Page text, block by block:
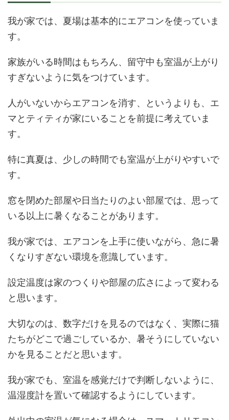
我が家では、夏場は基本的にエアコンを使っていま
す。
家族がいる時間はもちろん、留守中も室温が上がり
すぎないように気をつけています。
人がいないからエアコンを消す、というよりも、エ
マとティティが家にいることを前提に考えていま
す。
特に真夏は、少しの時間でも室温が上がりやすいで
す。
窓を閉めた部屋や日当たりのよい部屋では、思って
いる以上に暑くなることがあります。
我が家では、エアコンを上手に使いながら、急に暑
くなりすぎない環境を意識しています。
設定温度は家のつくりや部屋の広さによって変わる
と思います。
大切なのは、数字だけを見るのではなく、実際に猫
たちがどこで過ごしているか、暑そうにしていない
かを見ることだと思います。
我が家でも、室温を感覚だけで判断しないように、
温湿度計を置いて確認するようにしています。